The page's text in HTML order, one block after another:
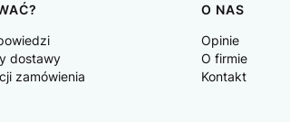
dostawy
zamówienia
O NAS
Opinie
O firmie
Kontakt